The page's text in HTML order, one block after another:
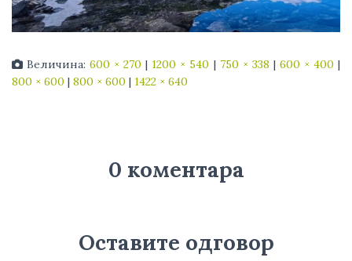
Величина:600 × 270 | 1200 × 540 | 750 × 338 | 600 × 400 |
800 × 600 | 800 × 600 | 1422 × 640
0 коментара
Оставите одговор